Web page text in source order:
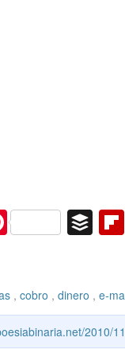
Pi
e
st
B
er
, cobro , dinero , e-
2010/